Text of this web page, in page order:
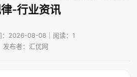
-行业资讯
：2026-08-08｜阅读：1
发布者：汇优网